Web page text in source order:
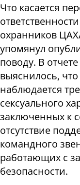
Что касается
охранников
упомянул
поводу. В
выяснилось,
наблюдается
сексуального
заключенных к
отсутствие
командного
работающих с
безопасности.